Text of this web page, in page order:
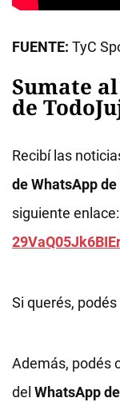
FUENTE: TyC
Sumate
de
Recibí las
de WhatsApp de
siguiente enlace:
Si querés,
Además, podés
del WhatsApp